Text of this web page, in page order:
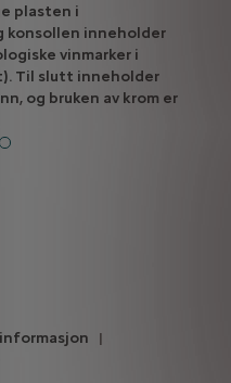
plasten i
konsollen inneholder
vinmarker i
Til slutt inneholder
og bruken av krom er